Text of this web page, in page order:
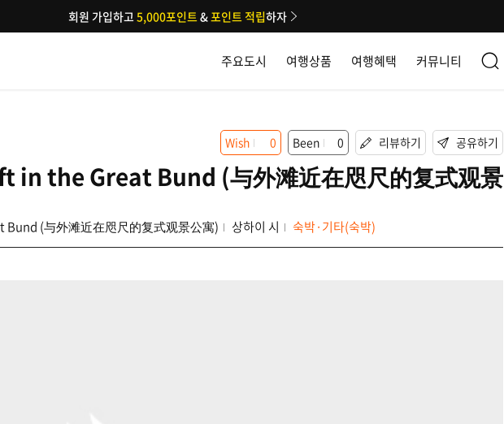
주요도시 여행상품 여행혜택 커뮤니티
회원 가입하고5,000포인트&포인트 적립하자
the Great Bund (与外滩近在咫尺的复式观景
(与外滩近在咫尺的复式观景公寓) 상하이 시 숙박·기타(숙박)
Wish 0 Been 0 리뷰하기 공유하기